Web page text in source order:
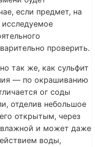
если предмет, на
проверить.
так же, как сульфит
— по окрашиванию
ог соды
отделив небольшое
открытым, через
влажной и может даже
воды,